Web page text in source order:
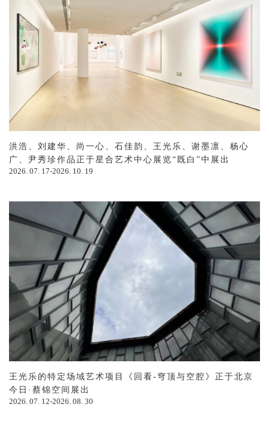
洪浩、刘建华、尚一心、石佳韵、王光乐、谢墨凛、杨心
广、尹秀珍作品正于星合艺术中心展览“既白”中展出
2026. 07. 17-2026. 10. 19
王光乐的特定场域艺术项目《回看-穹顶与空腔》正于北京
今日·蔡锦空间展出
2026. 07. 12-2026. 08. 30